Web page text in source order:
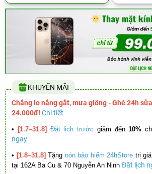
KHUYẾN MÃI
Chẳng lo nắng gắt, mưa giông - Ghé 24h
24.000đ! Chi tiết
• [1.7–31.8] Đặt lịch trước giảm đến10%
ngay
• [1.8–31.8] Tặng nón bảo hiểm 24hStore trị giá
tại 162A Ba Cu & 70 Nguyễn An Ninh Đặt lịch